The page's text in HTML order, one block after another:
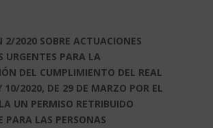
2/2020 SOBRE ACTUACIONES
URGENTES PARA LA
DEL CUMPLIMIENTO DEL REAL
10/2020, DE 29 DE MARZO POR EL
UN PERMISO RETRIBUIDO
PARA LAS PERSONAS